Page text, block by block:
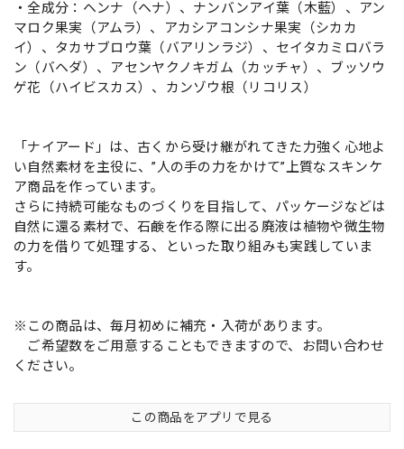
・全成分：ヘンナ（ヘナ）、ナンバンアイ葉（木藍）、アン
マロク果実（アムラ）、アカシアコンシナ果実（シカカ
イ）、タカサブロウ葉（バアリンラジ）、セイタカミロバラ
ン（バヘダ）、アセンヤクノキガム（カッチャ）、ブッソウ
ゲ花（ハイビスカス）、カンゾウ根（リコリス）
「ナイアード」は、古くから受け継がれてきた力強く心地よ
い自然素材を主役に、”人の手の力をかけて”上質なスキンケ
ア商品を作っています。
さらに持続可能なものづくりを目指して、パッケージなどは
自然に還る素材で、石鹸を作る際に出る廃液は植物や微生物
の力を借りて処理する、といった取り組みも実践していま
す。
※この商品は、毎月初めに補充・入荷があります。
ご希望数をご用意することもできますので、お問い合わせ
ください。
この商品をアプリで見る